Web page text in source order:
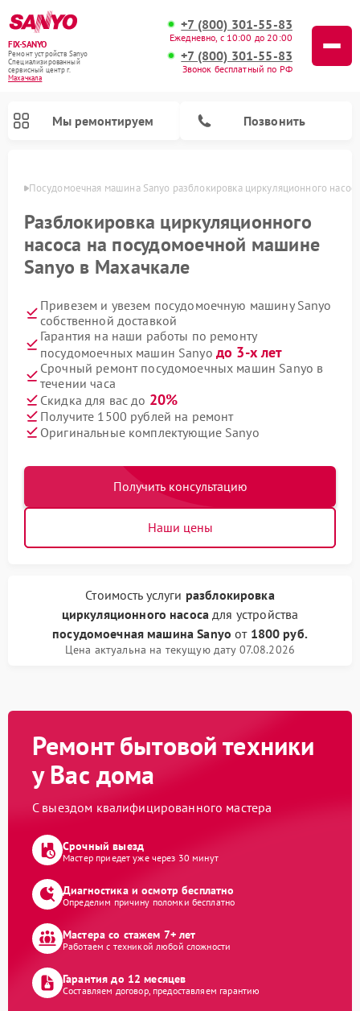
FIX-SANYO
Ремонт устройств Sanyo
Специализированный
cервисный центр г.
Махачкала
+7 (800) 301-55-83
Ежедневно, с 10:00 до 20:00
+7 (800) 301-55-83
Звонок бесплатный по РФ
Мы ремонтируем Позвонить
Посудомоечная машина Sanyo разблокировка циркуляционного
Разблокировка циркуляционного
насоса на посудомоечной машине
Sanyo в Махачкале
Привезем и увезем посудомоечную машину Sanyo
собственной доставкой
Гарантия на наши работы по ремонту
посудомоечных машин Sanyo до 3-х лет
Срочный ремонт посудомоечных машин Sanyo в
течении часа
Скидка для вас до 20%
Получите 1500 рублей на ремонт
Оригинальные комплектующие Sanyo
Получить консультацию
Наши цены
Стоимость услуги разблокировка
циркуляционного насоса для устройства
посудомоечная машина Sanyo от 1800 руб.
Цена актуальна на текущую дату 07.08.2026
Ремонт бытовой техники
у Вас дома
С выездом квалифицированного мастера
Срочный выезд
Мастер приедет уже через 30 минут
Диагностика и осмотр бесплатно
Определим причину поломки бесплатно
Мастера со стажем 7+ лет
Работаем с техникой любой сложности
Гарантия до 12 месяцев
Составляем договор, предоставляем гарантию